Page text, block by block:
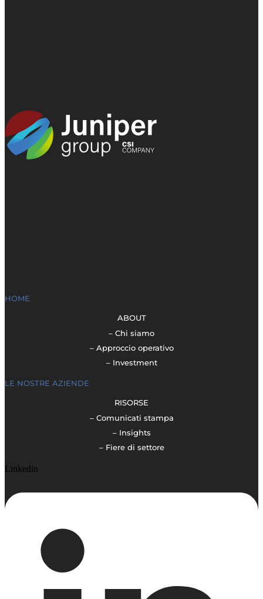
HOME
ABOUT
– Chi siamo
– Approccio operativo
– Investment
LE NOSTRE AZIENDE
RISORSE
– Comunicati stampa
– Insights
– Fiere di settore
Linkedin